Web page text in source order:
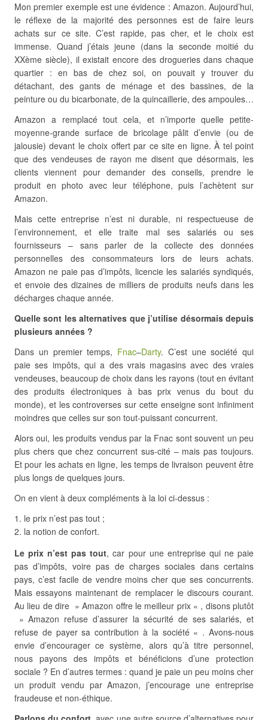
Mon premier exemple est une évidence : Amazon. Aujourd’hui,
le réflexe de la majorité des personnes est de faire leurs
achats sur ce site. C’est rapide, pas cher, et le choix est
immense. Quand j’étais jeune (dans la seconde moitié du
XXème siècle), il existait encore des drogueries dans chaque
quartier : en bas de chez soi, on pouvait y trouver du
détachant, des gants de ménage et des bassines, de la
peinture ou du bicarbonate, de la quincaillerie, des ampoules…
Amazon a remplacé tout cela, et n’importe quelle petite-
moyenne-grande surface de bricolage pâlit d’envie (ou de
jalousie) devant le choix offert par ce site en ligne. À tel point
que des vendeuses de rayon me disent que désormais, les
clients viennent pour demander des conseils, prendre le
produit en photo avec leur téléphone, puis l’achètent sur
Amazon.
Mais cette entreprise n’est ni durable, ni respectueuse de
l’environnement, et elle traite mal ses salariés ou ses
fournisseurs – sans parler de la collecte des données
personnelles des consommateurs lors de leurs achats.
Amazon ne paie pas d’impôts, licencie les salariés syndiqués,
et envoie des dizaines de milliers de produits neufs dans les
décharges chaque année.
Quelle sont les alternatives que j’utilise désormais depuis
plusieurs années ?
Dans un premier temps, Fnac–Darty. C’est une société qui
paie ses impôts, qui a des vrais magasins avec des vraies
vendeuses, beaucoup de choix dans les rayons (tout en évitant
des produits électroniques à bas prix venus du bout du
monde), et les controverses sur cette enseigne sont infiniment
moindres que celles sur son tout-puissant concurrent.
Alors oui, les produits vendus par la Fnac sont souvent un peu
plus chers que chez concurrent sus-cité – mais pas toujours.
Et pour les achats en ligne, les temps de livraison peuvent être
plus longs de quelques jours.
On en vient à deux compléments à la loi ci-dessus :
le prix n’est pas tout ;
la notion de confort.
Le prix n’est pas tout, car pour une entreprise qui ne paie
pas d’impôts, voire pas de charges sociales dans certains
pays, c’est facile de vendre moins cher que ses concurrents.
Mais essayons maintenant de remplacer le discours courant.
Au lieu de dire » Amazon offre le meilleur prix « , disons plutôt
» Amazon refuse d’assurer la sécurité de ses salariés, et
refuse de payer sa contribution à la société « . Avons-nous
envie d’encourager ce système, alors qu’à titre personnel,
nous payons des impôts et bénéficions d’une protection
sociale ? En d’autres termes : quand je paie un peu moins cher
un produit vendu par Amazon, j’encourage une entreprise
fraudeuse et non-éthique.